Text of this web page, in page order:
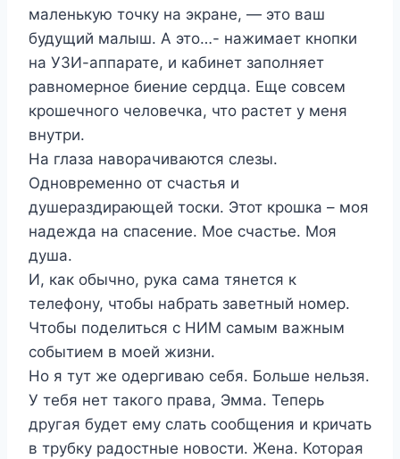
маленькую точку на экране, — это ваш
будущий малыш. А это…- нажимает кнопки
на УЗИ-аппарате, и кабинет заполняет
равномерное биение сердца. Еще совсем
крошечного человечка, что растет у меня
внутри.
На глаза наворачиваются слезы.
Одновременно от счастья и
душераздирающей тоски. Этот крошка – моя
надежда на спасение. Мое счастье. Моя
душа.
И, как обычно, рука сама тянется к
телефону, чтобы набрать заветный номер.
Чтобы поделиться с НИМ самым важным
событием в моей жизни.
Но я тут же одергиваю себя. Больше нельзя.
У тебя нет такого права, Эмма. Теперь
другая будет ему слать сообщения и кричать
в трубку радостные новости. Жена. Которая